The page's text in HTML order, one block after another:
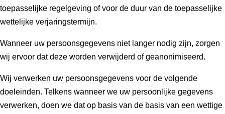
toepasselijke regelgeving of voor de duur van de toepasselijke
wettelijke verjaringstermijn.
Wanneer uw persoonsgegevens niet langer nodig zijn, zorgen
wij ervoor dat deze worden verwijderd of geanonimiseerd.
Wij verwerken uw persoonsgegevens voor de volgende
doeleinden. Telkens wanneer we uw persoonlijke gegevens
verwerken, doen we dat op basis van de basis van een wettige